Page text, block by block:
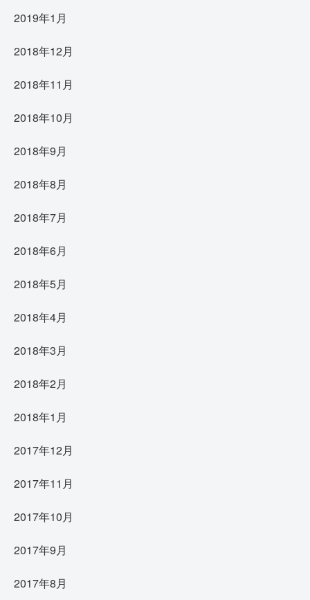
2019年1月
2018年12月
2018年11月
2018年10月
2018年9月
2018年8月
2018年7月
2018年6月
2018年5月
2018年4月
2018年3月
2018年2月
2018年1月
2017年12月
2017年11月
2017年10月
2017年9月
2017年8月